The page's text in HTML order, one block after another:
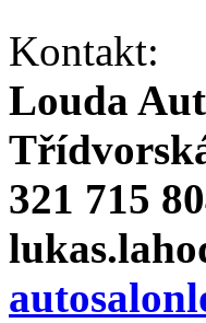
Kontakt:
Louda
321 715